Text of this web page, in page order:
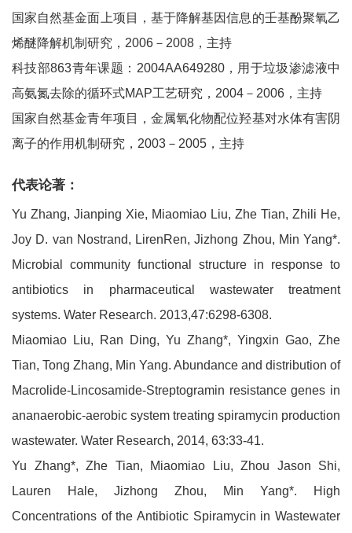
国家自然基金面上项目，基于降解基因信息的壬基酚聚氧乙
烯醚降解机制研究，2006－2008，主持
科技部863青年课题：2004AA649280，用于垃圾渗滤液中
高氨氮去除的循环式MAP工艺研究，2004－2006，主持
国家自然基金青年项目，金属氧化物配位羟基对水体有害阴
离子的作用机制研究，2003－2005，主持
代表论著：
Yu Zhang, Jianping Xie, Miaomiao Liu, Zhe Tian, Zhili He,
Joy D. van Nostrand, LirenRen, Jizhong Zhou, Min Yang*.
Microbial community functional structure in response to
antibiotics in pharmaceutical wastewater treatment
systems. Water Research. 2013,47:6298-6308.
Miaomiao Liu, Ran Ding, Yu Zhang*, Yingxin Gao, Zhe
Tian, Tong Zhang, Min Yang. Abundance and distribution of
Macrolide-Lincosamide-Streptogramin resistance genes in
ananaerobic-aerobic system treating spiramycin production
wastewater. Water Research, 2014, 63:33-41.
Yu Zhang*, Zhe Tian, Miaomiao Liu, Zhou Jason Shi,
Lauren Hale, Jizhong Zhou, Min Yang*. High
Concentrations of the Antibiotic Spiramycin in Wastewater